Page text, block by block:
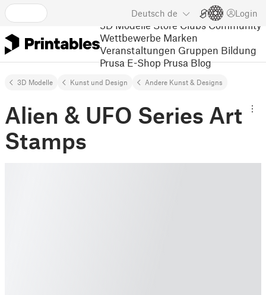
Deutsch de Login
3D Modelle Store Clubs Community
Wettbewerbe Marken
Veranstaltungen Gruppen Bildung
Prusa E-Shop Prusa Blog
3D Modelle Kunst und Design Andere Kunst & Designs
Alien & UFO Series Art
Stamps